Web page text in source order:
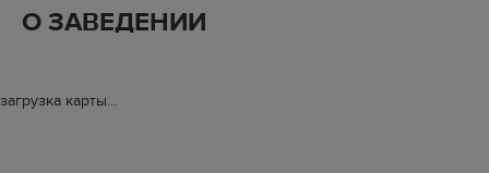
О ЗАВЕДЕНИИ
загрузка карты...